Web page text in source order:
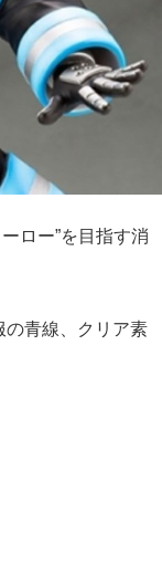
ーロー”を目指す消
の青線、クリア素